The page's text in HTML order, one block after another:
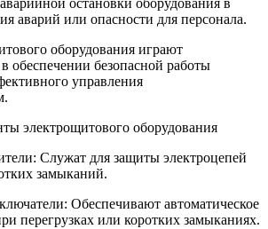
остановки оборудования в
аварий или опасности для персонала.
оборудования играют
обеспечении безопасной работы
управления
электрощитового оборудования
Служат для защиты электроцепей
замыканий.
Обеспечивают автоматическое
перегрузках или коротких замыканиях.